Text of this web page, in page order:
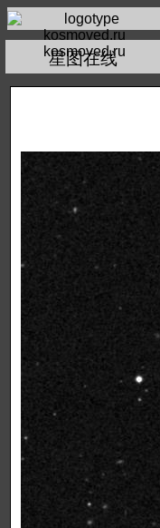
kosmoved.ru
星图在线